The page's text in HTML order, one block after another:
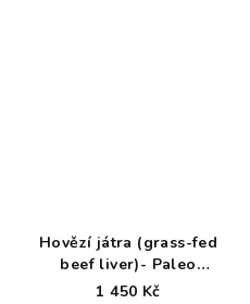
Hovězí játra (grass-fed
beef liver)- Paleo
Powders 180 kapslí
1 450 Kč